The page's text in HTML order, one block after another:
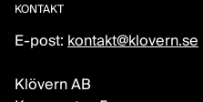
KONTAKT
E-post: kontakt@klovern.se
Klövern AB